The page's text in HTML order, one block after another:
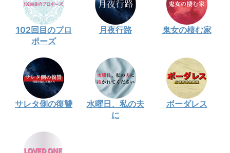
102回目のプロ
ポーズ
月夜行路 鬼女の棲む家
サレタ側の復讐
水曜日、私の夫
に
ボーダレス